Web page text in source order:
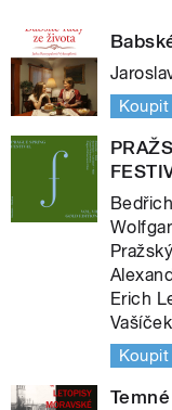
Koupit
Erich
Koupit